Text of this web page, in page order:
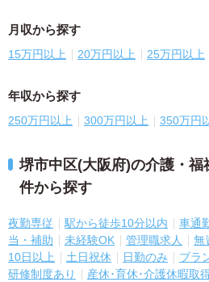
月収から探す
15万円以上 20万円以上 25万円以上
年収から探す
250万円以上 300万円以上 350万円
堺市中区(大阪府)の介護・
件から探す
夜勤専従 駅から徒歩10分以内 車通
当・補助
未経験OK 管理職求人 無
10日以上
土日祝休 日勤のみ ブラ
研修制度あり
産休･育休･介護休暇取